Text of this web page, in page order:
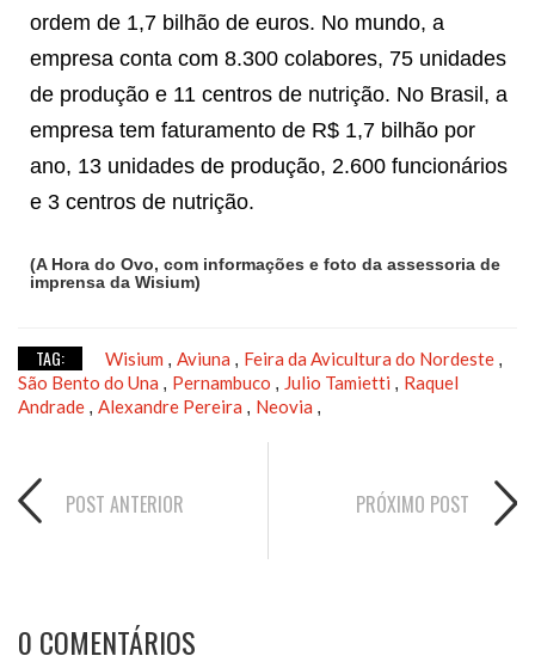
ordem de 1,7 bilhão de euros. No mundo, a
empresa conta com 8.300 colabores, 75 unidades
de produção e 11 centros de nutrição. No Brasil, a
empresa tem faturamento de R$ 1,7 bilhão por
ano, 13 unidades de produção, 2.600 funcionários
e 3 centros de nutrição.
(A Hora do Ovo, com informações e foto da assessoria de
imprensa da Wisium)
TAG: Wisium , Aviuna , Feira da Avicultura do Nordeste ,
São Bento do Una , Pernambuco , Julio Tamietti , Raquel
Andrade , Alexandre Pereira , Neovia ,
POST ANTERIOR PRÓXIMO POST
0 COMENTÁRIOS